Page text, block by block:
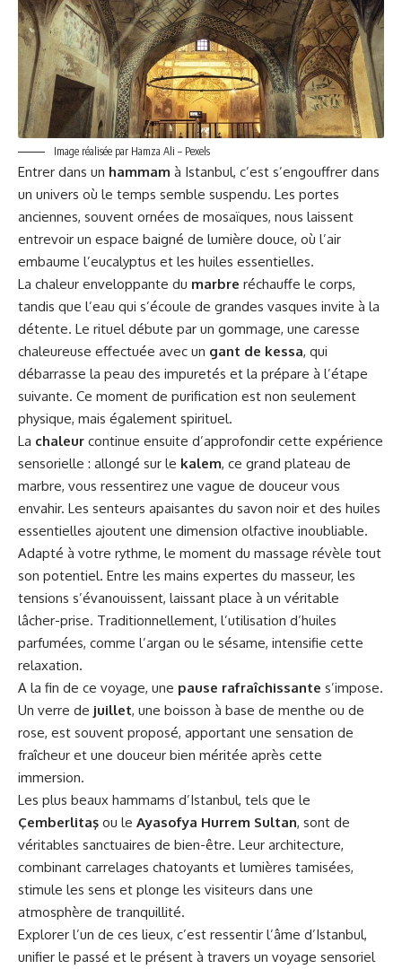
Image réalisée par Hamza Ali – Pexels
Entrer dans un hammam à Istanbul, c’est s’engouffrer dans
un univers où le temps semble suspendu. Les portes
anciennes, souvent ornées de mosaïques, nous laissent
entrevoir un espace baigné de lumière douce, où l’air
embaume l’eucalyptus et les huiles essentielles.
La chaleur enveloppante du marbre réchauffe le corps,
tandis que l’eau qui s’écoule de grandes vasques invite à la
détente. Le rituel débute par un gommage, une caresse
chaleureuse effectuée avec un gant de kessa, qui
débarrasse la peau des impuretés et la prépare à l’étape
suivante. Ce moment de purification est non seulement
physique, mais également spirituel.
La chaleur continue ensuite d’approfondir cette expérience
sensorielle : allongé sur le kalem, ce grand plateau de
marbre, vous ressentirez une vague de douceur vous
envahir. Les senteurs apaisantes du savon noir et des huiles
essentielles ajoutent une dimension olfactive inoubliable.
Adapté à votre rythme, le moment du massage révèle tout
son potentiel. Entre les mains expertes du masseur, les
tensions s’évanouissent, laissant place à un véritable
lâcher-prise. Traditionnellement, l’utilisation d’huiles
parfumées, comme l’argan ou le sésame, intensifie cette
relaxation.
A la fin de ce voyage, une pause rafraîchissante s’impose.
Un verre de juillet, une boisson à base de menthe ou de
rose, est souvent proposé, apportant une sensation de
fraîcheur et une douceur bien méritée après cette
immersion.
Les plus beaux hammams d’Istanbul, tels que le
Çemberlitaş ou le Ayasofya Hurrem Sultan, sont de
véritables sanctuaires de bien-être. Leur architecture,
combinant carrelages chatoyants et lumières tamisées,
stimule les sens et plonge les visiteurs dans une
atmosphère de tranquillité.
Explorer l’un de ces lieux, c’est ressentir l’âme d’Istanbul,
unifier le passé et le présent à travers un voyage sensoriel